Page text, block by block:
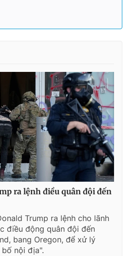
ra lệnh điều quân đội đến
Trump ra lệnh cho lãnh
điều động quân đội đến
bang Oregon, để xử lý
nội địa".